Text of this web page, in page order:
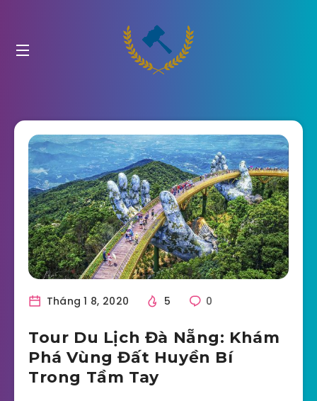
Tháng 1 8, 2020 5 0
Tour Du Lịch Đà Nẵng: Khám
Phá Vùng Đất Huyền Bí
Trong Tầm Tay